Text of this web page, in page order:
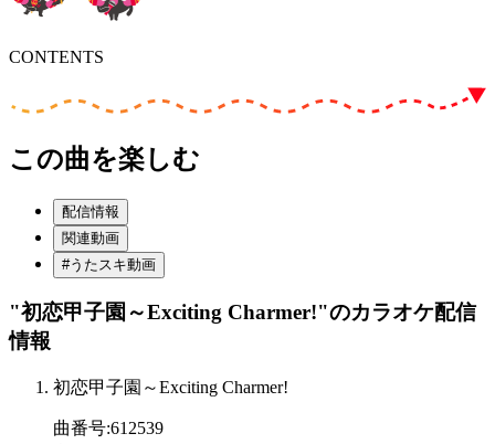
CONTENTS
この曲を楽しむ
配信情報
関連動画
#うたスキ動画
"初恋甲子園～Exciting Charmer!"のカラオケ配信
情報
初恋甲子園～Exciting Charmer!
曲番号:612539